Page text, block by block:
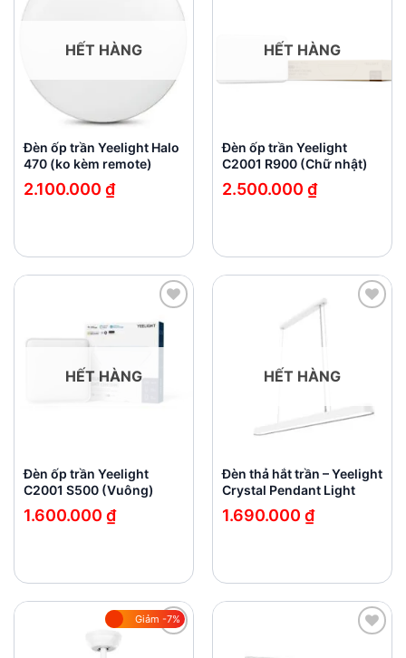
wishlist
HẾT HÀNG
Đèn ốp trần Yeelight Halo
470 (ko kèm remote)
2.100.000 ₫
HẾT HÀNG
Đèn ốp trần Yeelight
C2001 R900 (Chữ nhật)
2.500.000 ₫
Add to
wishlist
HẾT HÀNG
Đèn ốp trần Yeelight
C2001 S500 (Vuông)
1.600.000 ₫
HẾT HÀNG
Đèn thả hắt trần – Yeelight
Crystal Pendant Light
1.690.000 ₫
Giảm -7%